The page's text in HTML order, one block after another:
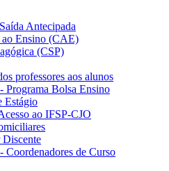
Antecipada
Ensino (CAE)
(CSP)
professores aos alunos
Programa Bolsa Ensino
Estágio
ao IFSP-CJO
de Curso